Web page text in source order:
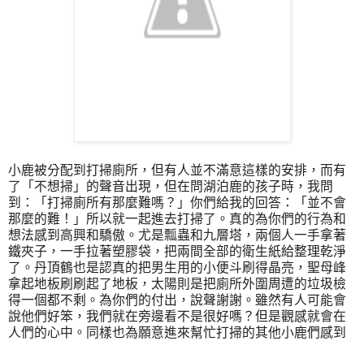
小鹿被分配到打掃廁所，但有人並不滿意這樣的安排，而有
了「不想掃」的聲音出現，但在問湖泊鹿的孩子時，我問
到：「打掃廁所有那麼難嗎？」你們給我的回答：「並不會
那麼的難！」所以就一起進去打掃了。真的為你們的行為和
想法感到高興和驕傲。尤是瓢蟲和九層塔，兩個人一手拿著
鐵夾子，一手拉著塑膠袋，把兩間全部的衛生紙給整理乾淨
了。丹頂鶴也是認真的把男生用的小便斗刷得晶亮，聖母峰
拿起地板刷刷起了地板，太陽則是把廁所外圍周遭的垃圾檢
得一個都不剩。為你們的付出，說聲謝謝。雖然有人可能會
說他們好笨，我們就在旁邊看不是很好嗎？但是觀感就會在
人們的心中。同樣也為願意進來幫忙打掃的其他小鹿們感到